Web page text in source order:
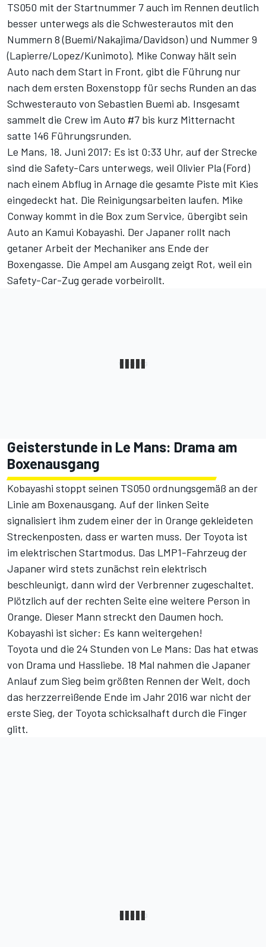
TS050 mit der Startnummer 7 auch im Rennen deutlich
besser unterwegs als die Schwesterautos mit den
Nummern 8 (Buemi/Nakajima/Davidson) und Nummer 9
(Lapierre/Lopez/Kunimoto). Mike Conway hält sein
Auto nach dem Start in Front, gibt die Führung nur
nach dem ersten Boxenstopp für sechs Runden an das
Schwesterauto von Sebastien Buemi ab. Insgesamt
sammelt die Crew im Auto #7 bis kurz Mitternacht
satte 146 Führungsrunden.
Le Mans, 18. Juni 2017: Es ist 0:33 Uhr, auf der Strecke
sind die Safety-Cars unterwegs, weil Olivier Pla (Ford)
nach einem Abflug in Arnage die gesamte Piste mit Kies
eingedeckt hat. Die Reinigungsarbeiten laufen. Mike
Conway kommt in die Box zum Service, übergibt sein
Auto an Kamui Kobayashi. Der Japaner rollt nach
getaner Arbeit der Mechaniker ans Ende der
Boxengasse. Die Ampel am Ausgang zeigt Rot, weil ein
Safety-Car-Zug gerade vorbeirollt.
Geisterstunde in Le Mans: Drama am
Boxenausgang
Kobayashi stoppt seinen TS050 ordnungsgemäß an der
Linie am Boxenausgang. Auf der linken Seite
signalisiert ihm zudem einer der in Orange gekleideten
Streckenposten, dass er warten muss. Der Toyota ist
im elektrischen Startmodus. Das LMP1-Fahrzeug der
Japaner wird stets zunächst rein elektrisch
beschleunigt, dann wird der Verbrenner zugeschaltet.
Plötzlich auf der rechten Seite eine weitere Person in
Orange. Dieser Mann streckt den Daumen hoch.
Kobayashi ist sicher: Es kann weitergehen!
Toyota und die 24 Stunden von Le Mans: Das hat etwas
von Drama und Hassliebe. 18 Mal nahmen die Japaner
Anlauf zum Sieg beim größten Rennen der Welt, doch
das herzzerreißende Ende im Jahr 2016 war nicht der
erste Sieg, der Toyota schicksalhaft durch die Finger
glitt.